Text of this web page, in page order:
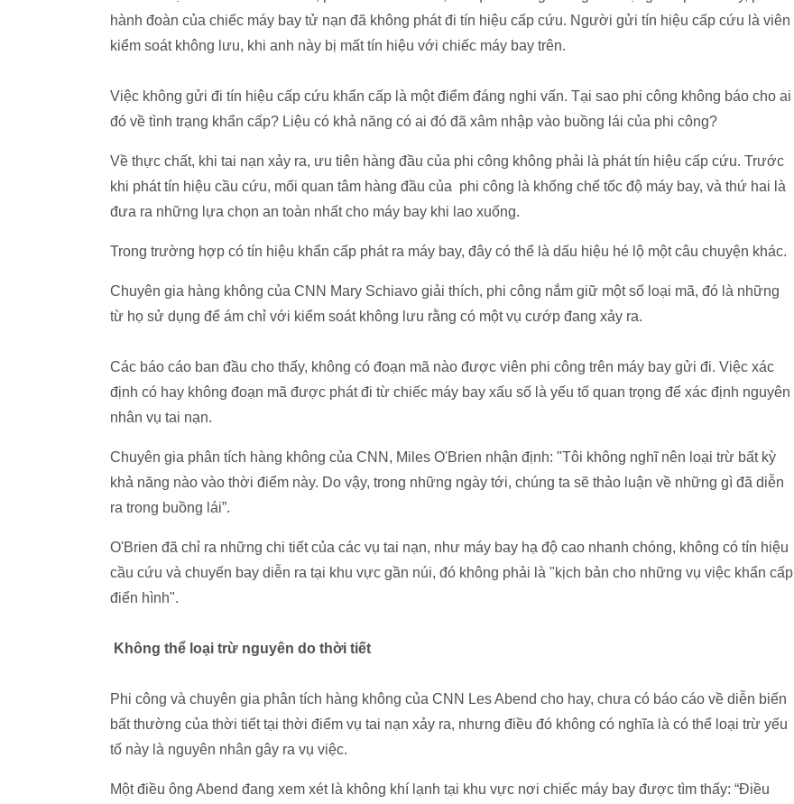
hành đoàn của chiếc máy bay tử nạn đã không phát đi tín hiệu cấp cứu. Người gửi tín hiệu cấp cứu là viên
kiểm soát không lưu, khi anh này bị mất tín hiệu với chiếc máy bay trên.
Việc không gửi đi tín hiệu cấp cứu khẩn cấp là một điểm đáng nghi vấn. Tại sao phi công không báo cho ai
đó về tình trạng khẩn cấp? Liệu có khả năng có ai đó đã xâm nhập vào buồng lái của phi công?
Về thực chất, khi tai nạn xảy ra, ưu tiên hàng đầu của phi công không phải là phát tín hiệu cấp cứu. Trước
khi phát tín hiệu cầu cứu, mối quan tâm hàng đầu của phi công là khống chế tốc độ máy bay, và thứ hai là
đưa ra những lựa chọn an toàn nhất cho máy bay khi lao xuống.
Trong trường hợp có tín hiệu khẩn cấp phát ra máy bay, đây có thể là dấu hiệu hé lộ một câu chuyện khác.
Chuyên gia hàng không của CNN Mary Schiavo giải thích, phi công nắm giữ một số loại mã, đó là những
từ họ sử dụng để ám chỉ với kiểm soát không lưu rằng có một vụ cướp đang xảy ra.
Các báo cáo ban đầu cho thấy, không có đoạn mã nào được viên phi công trên máy bay gửi đi. Việc xác
định có hay không đoạn mã được phát đi từ chiếc máy bay xấu số là yếu tố quan trọng để xác định nguyên
nhân vụ tai nạn.
Chuyên gia phân tích hàng không của CNN, Miles O'Brien nhận định: "Tôi không nghĩ nên loại trừ bất kỳ
khả năng nào vào thời điểm này. Do vậy, trong những ngày tới, chúng ta sẽ thảo luận về những gì đã diễn
ra trong buồng lái”.
O'Brien đã chỉ ra những chi tiết của các vụ tai nạn, như máy bay hạ độ cao nhanh chóng, không có tín hiệu
cầu cứu và chuyến bay diễn ra tại khu vực gần núi, đó không phải là "kịch bản cho những vụ việc khẩn cấp
điển hình".
Không thể loại trừ nguyên do thời tiết
Phi công và chuyên gia phân tích hàng không của CNN Les Abend cho hay, chưa có báo cáo về diễn biến
bất thường của thời tiết tại thời điểm vụ tai nạn xảy ra, nhưng điều đó không có nghĩa là có thể loại trừ yếu
tố này là nguyên nhân gây ra vụ việc.
Một điều ông Abend đang xem xét là không khí lạnh tại khu vực nơi chiếc máy bay được tìm thấy: “Điều